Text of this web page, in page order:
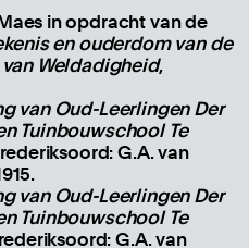
in opdracht van de
en ouderdom van de
Weldadigheid,
van Oud-Leerlingen Der
Tuinbouwschool Te
G.A. van
van Oud-Leerlingen Der
Tuinbouwschool Te
G.A. van